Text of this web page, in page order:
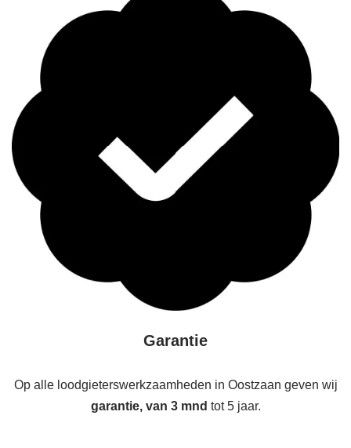
Garantie
Op alle loodgieterswerkzaamheden in Oostzaan geven wij
garantie, van 3 mnd tot 5 jaar.